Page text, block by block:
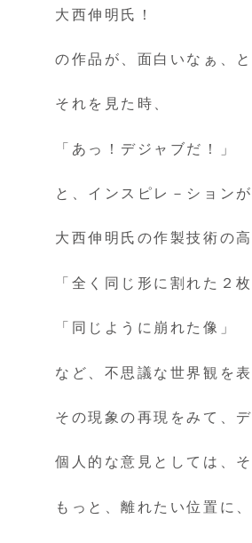
大西伸明氏！
の作品が、面白いなぁ、
それを見た時、
「あっ！デジャブだ！」
と、インスピレ－ション
大西伸明氏の作製技術の
「全く同じ形に割れた２枚
「同じように崩れた像」
など、不思議な世界観を
その現象の再現をみて、
個人的な意見としては、
もっと、離れたい位置に